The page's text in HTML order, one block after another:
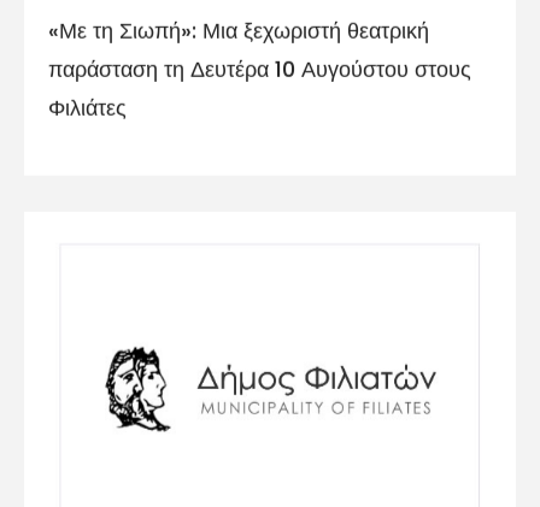
«Με τη Σιωπή»: Μια ξεχωριστή θεατρική
παράσταση τη Δευτέρα 10 Αυγούστου στους
Φιλιάτες